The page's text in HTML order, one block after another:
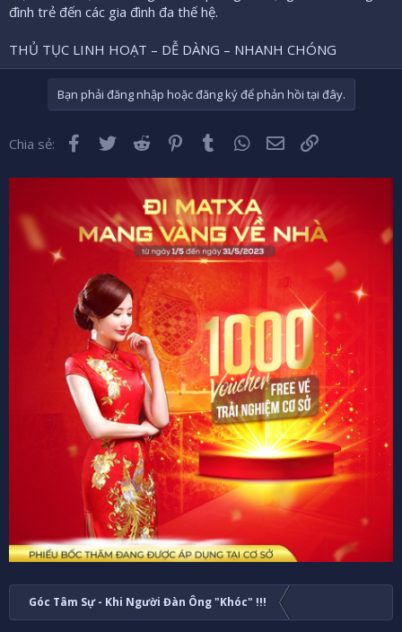
đình trẻ đến các gia đình đa thế hệ.
THỦ TỤC LINH HOẠT – DỄ DÀNG – NHANH CHÓNG
Bạn phải đăng nhập hoặc đăng ký để phản hồi tại đây.
Chia sẻ: Facebook
Twitter Reddit Pinterest
Tumblr WhatsApp
Email
Góc Tâm Sự - Khi Người Đàn Ông "Khóc" !!!